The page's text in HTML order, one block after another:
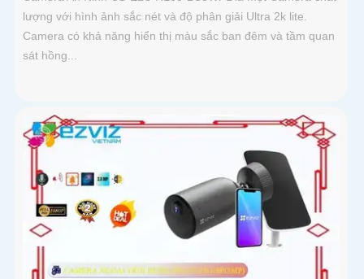
lượng với hình ảnh sắc nét và độ phân giải Ultra 2k lite.
Camera có khả năng hiển thị màu sắc ban đêm và tầm quan
sát hồng...